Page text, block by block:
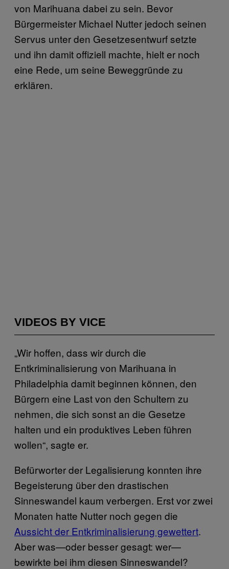
von Marihuana dabei zu sein. Bevor
Bürgermeister Michael Nutter jedoch seinen
Servus unter den Gesetzesentwurf setzte
und ihn damit offiziell machte, hielt er noch
eine Rede, um seine Beweggründe zu
erklären.
VIDEOS BY VICE
„Wir hoffen, dass wir durch die
Entkriminalisierung von Marihuana in
Philadelphia damit beginnen können, den
Bürgern eine Last von den Schultern zu
nehmen, die sich sonst an die Gesetze
halten und ein produktives Leben führen
wollen“, sagte er.
Befürworter der Legalisierung konnten ihre
Begeisterung über den drastischen
Sinneswandel kaum verbergen. Erst vor zwei
Monaten hatte Nutter noch gegen die
Aussicht der Entkriminalisierung gewettert.
Aber was—oder besser gesagt: wer—
bewirkte bei ihm diesen Sinneswandel?